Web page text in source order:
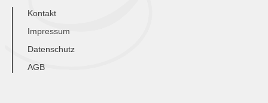
Kontakt
Impressum
Datenschutz
AGB